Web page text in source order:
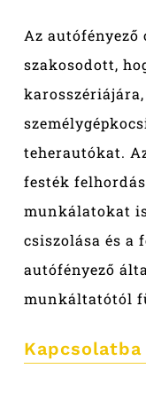
Az autófényező
szakosodott,
teherautókat.
festék
munkálatokat
csiszolása és a
autófényező
munkáltatótól